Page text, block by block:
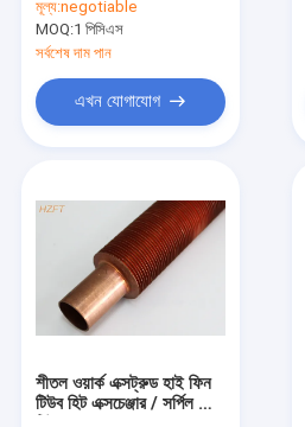
মূল্য:negotiable
MOQ:1 পিসিএস
সর্বশেষ দাম পান
এখন যোগাযোগ
শীতল ওয়ার্ক এক্সট্রুড হাই ফিন
টিউব হিট এক্সচেঞ্জার / সর্পিল ফিন